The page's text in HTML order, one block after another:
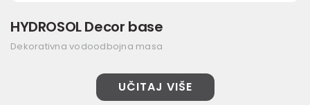
HYDROSOL Decor base
Dekorativna vodoodbojna masa
UČITAJ VIŠE